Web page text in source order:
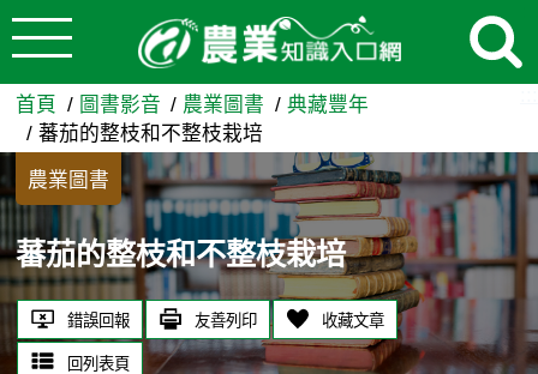
跳到主要內容
蕃茄的整枝和不整枝栽培 -
首頁 圖書影音 農業圖書
典藏豐年
蕃茄的整枝和不整枝栽培
農業圖書
蕃茄的整枝和不整枝栽培
錯誤回報 友善列印 收藏文章
回列表頁